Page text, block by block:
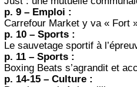
p. 9 – Emploi :
Carrefour Market y va « Fort
p. 10 – Sports :
Le sauvetage sportif à
p. 11 – Sports :
Boxing Beats s’agrandit et
p. 14-15 – Culture :